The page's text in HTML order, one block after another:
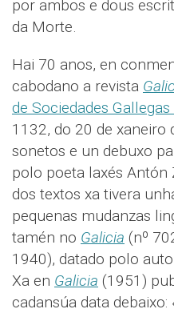
por ambos e dous
da Morte.
Hai 70 anos, en
cabodano a revista
de Sociedades
1132, do 20 de xaneiro
sonetos e un debuxo
polo poeta laxés Antón
dos textos xa tivera
pequenas mudanzas
tamén no Galicia (nº
1940), datado polo
Xa en Galicia (1951)
cadansúa data